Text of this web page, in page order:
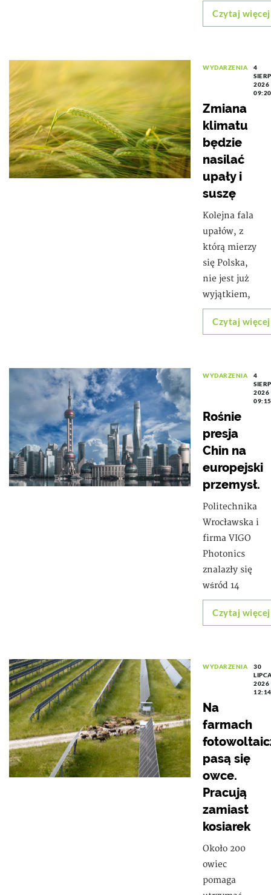
Czytaj więcej
WYDARZENIA
4
2026
09:20
Zmiana
klimatu
będzie
nasilać
upały i
suszę
Kolejna fala
upałów, z
którą mierzy
się Polska,
nie jest już
wyjątkiem,
Czytaj więcej
WYDARZENIA
4
2026
09:15
Rośnie
presja
Chin na
europejski
przemysł.
Politechnika
Wrocławska i
firma VIGO
Photonics
znalazły się
wśród 14
Czytaj więcej
WYDARZENIA
30
2026
12:14
Na
farmach
pasą się
owce.
Pracują
zamiast
kosiarek
Około 200
owiec
pomaga